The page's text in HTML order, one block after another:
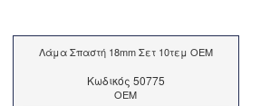
Λάμα Σπαστή 18mm Σετ 10τεμ OEM
Kωδικός 50775
OEM